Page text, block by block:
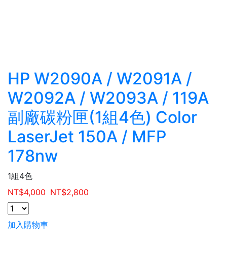
HP W2090A / W2091A /
W2092A / W2093A / 119A
副廠碳粉匣(1組4色) Color
LaserJet 150A / MFP
178nw
1組4色
NT$4,000 NT$2,800
加入購物車